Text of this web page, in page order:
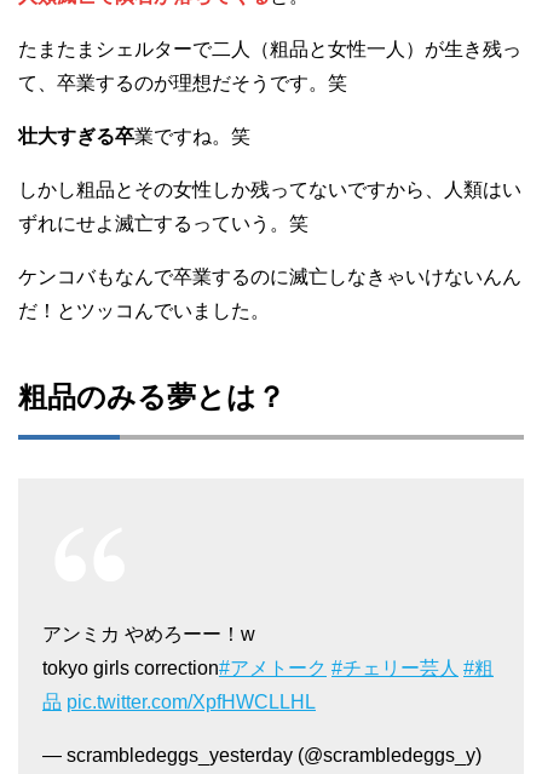
たまたまシェルターで二人（粗品と女性一人）が生き残っ
て、卒業するのが理想だそうです。笑
壮大すぎる卒業ですね。笑
しかし粗品とその女性しか残ってないですから、人類はい
ずれにせよ滅亡するっていう。笑
ケンコバもなんで卒業するのに滅亡しなきゃいけないんん
だ！とツッコんでいました。
粗品のみる夢とは？
アンミカ やめろーー！w
tokyo girls correction#アメトーク #チェリー芸人 #粗
品 pic.twitter.com/XpfHWCLLHL
— scrambledeggs_yesterday (@scrambledeggs_y)